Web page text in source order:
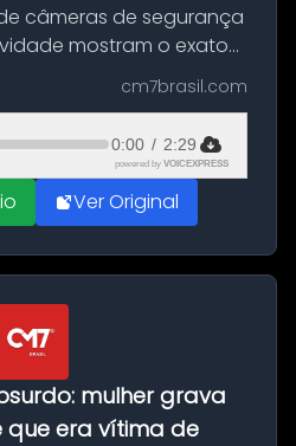
câmeras de segurança
mostram o exato
principal suspeito da
de 28 anos. O crime
último d...
cm7brasil.com
0:00 / 2:29
powered by VOICEXPRESS
Ver Original
mulher grava
que era vítima de